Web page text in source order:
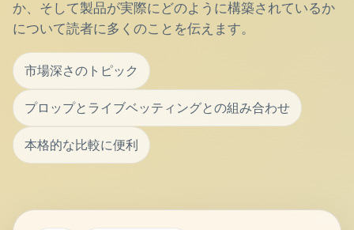
か、そして製品が実際にどのように構築されているか
について読者に多くのことを伝えます。
市場深さのトピック
プロップとライブベッティングとの組み合わせ
本格的な比較に便利